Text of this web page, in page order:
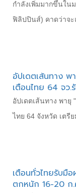
กำลังเพิ่มมากขึ้นใน
ฟิลิปปินส์) คาดว่าจะ
อัปเดตเส้นทาง
เตือนไทย 64 จว
อัปเดตเส้นทาง พายุ
ไทย 64 จังหวัด เตรี
เตือนทั่วไทยรับมือ
ตกหนัก 16-20 ก.